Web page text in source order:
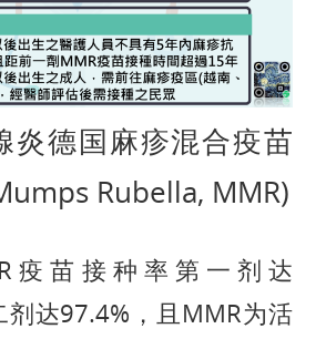
炎德国麻疹混合疫苗
Rubella, MMR)
疫苗接种率第一剂达
剂达97.4%，且MMR为活